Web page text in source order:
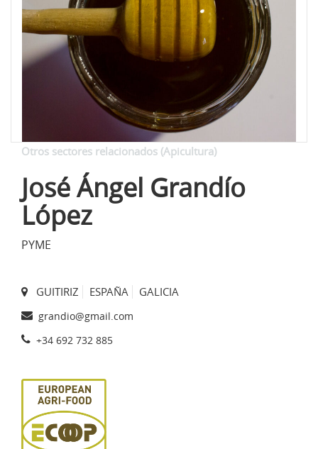
Otros sectores relacionados (Apicultura)
José Ángel Grandío
López
PYME
GUITIRIZ ESPAÑA GALICIA
grandio@gmail.com
+34 692 732 885